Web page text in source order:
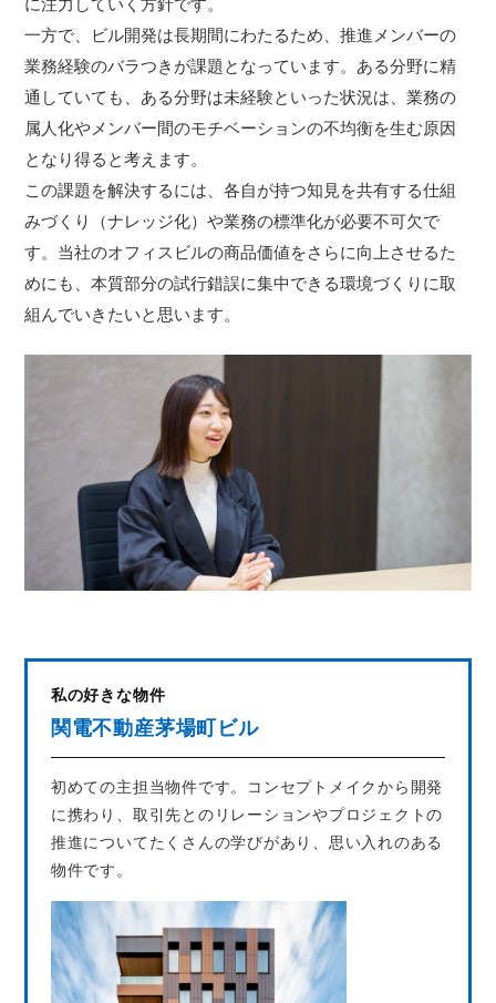
一方で、ビル開発は長期間にわたるため、推進メンバーの
業務経験のバラつきが課題となっています。ある分野に精
通していても、ある分野は未経験といった状況は、業務の
属人化やメンバー間のモチベーションの不均衡を生む原因
となり得ると考えます。
この課題を解決するには、各自が持つ知見を共有する仕組
みづくり（ナレッジ化）や業務の標準化が必要不可欠で
す。当社のオフィスビルの商品価値をさらに向上させるた
めにも、本質部分の試行錯誤に集中できる環境づくりに取
組んでいきたいと思います。
私の好きな物件
関電不動産茅場町ビル
初めての主担当物件です。コンセプトメイクから開発
に携わり、取引先とのリレーションやプロジェクトの
推進についてたくさんの学びがあり、思い入れのある
物件です。